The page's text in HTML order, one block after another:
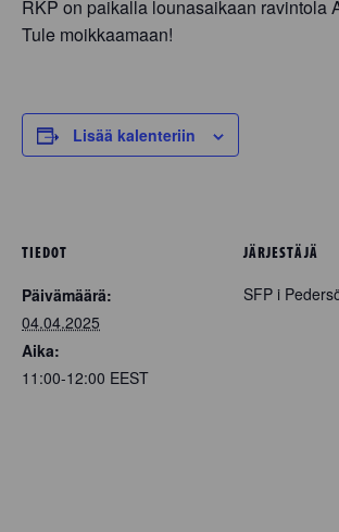
RKP on paikalla lounasaikaan ravintola
Tule moikkaamaan!
Lisää kalenteriin
TIEDOT
Päivämäärä:
04.04.2025
Aika:
11:00-12:00 EEST
JÄRJESTÄJÄ
SFP i